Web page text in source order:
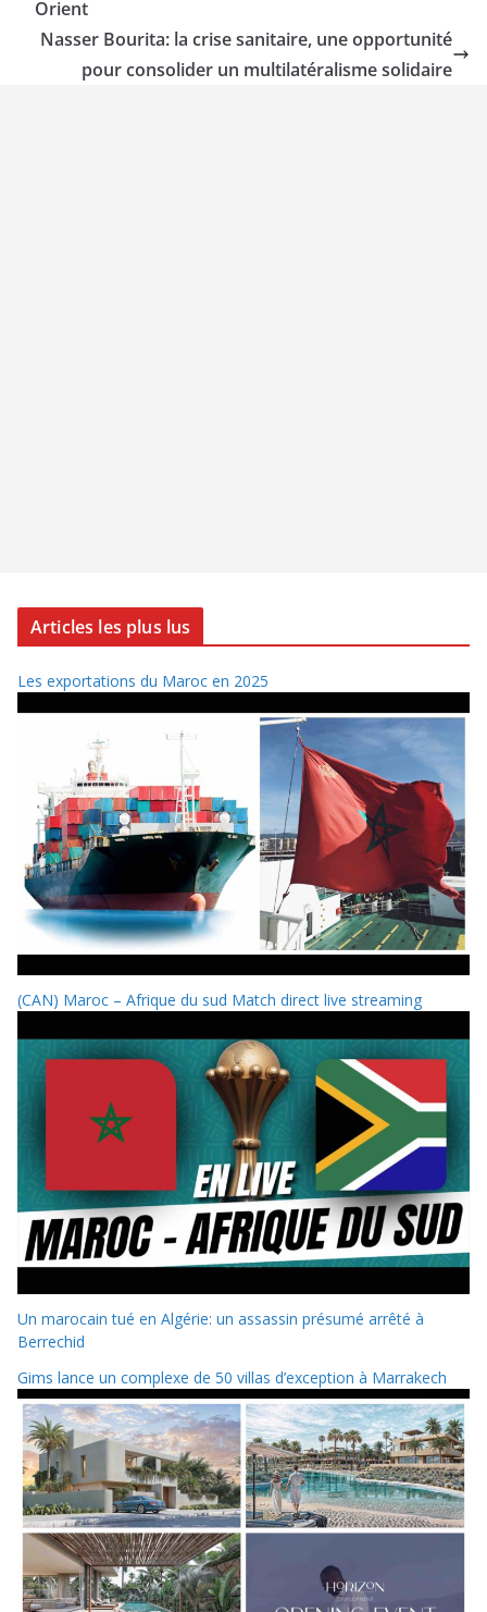
Orient
Nasser Bourita: la crise sanitaire, une opportunité
pour consolider un multilatéralisme solidaire
Articles les plus lus
Les exportations du Maroc en 2025
(CAN) Maroc – Afrique du sud Match direct live streaming
Un marocain tué en Algérie: un assassin présumé arrêté à
Berrechid
Gims lance un complexe de 50 villas d’exception à Marrakech